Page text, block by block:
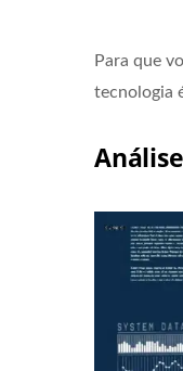
Para que
tecnologia